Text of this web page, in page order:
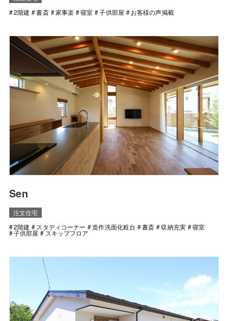
2階建
書斎 家事楽 寝室 子供部屋 お客様の声掲載
Sen
注文住宅
2階建
スタディコーナー 造作洗面化粧台 書斎 収納充実 寝室
子供部屋 スキップフロア